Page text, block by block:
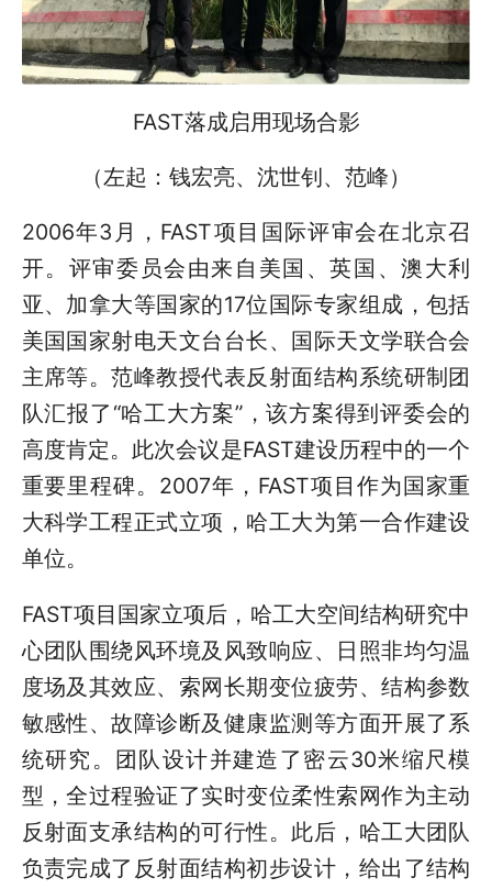
FAST落成启用现场合影
（左起：钱宏亮、沈世钊、范峰）
2006年3月，FAST项目国际评审会在北京召
开。评审委员会由来自美国、英国、澳大利
亚、加拿大等国家的17位国际专家组成，包括
美国国家射电天文台台长、国际天文学联合会
主席等。范峰教授代表反射面结构系统研制团
队汇报了“哈工大方案”，该方案得到评委会的
高度肯定。此次会议是FAST建设历程中的一个
重要里程碑。2007年，FAST项目作为国家重
大科学工程正式立项，哈工大为第一合作建设
单位。
FAST项目国家立项后，哈工大空间结构研究中
心团队围绕风环境及风致响应、日照非均匀温
度场及其效应、索网长期变位疲劳、结构参数
敏感性、故障诊断及健康监测等方面开展了系
统研究。团队设计并建造了密云30米缩尺模
型，全过程验证了实时变位柔性索网作为主动
反射面支承结构的可行性。此后，哈工大团队
负责完成了反射面结构初步设计，给出了结构